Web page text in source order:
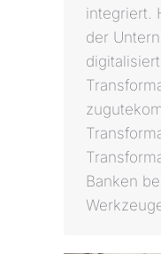
integriert.
der
Banken